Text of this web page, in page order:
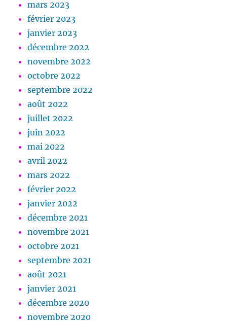
mars 2023
février 2023
janvier 2023
décembre 2022
novembre 2022
octobre 2022
septembre 2022
août 2022
juillet 2022
juin 2022
mai 2022
avril 2022
mars 2022
février 2022
janvier 2022
décembre 2021
novembre 2021
octobre 2021
septembre 2021
août 2021
janvier 2021
décembre 2020
novembre 2020